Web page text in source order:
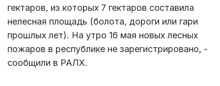
гектаров, из которых 7 гектаров составила
нелесная площадь (болота, дороги или гари
прошлых лет). На утро 16 мая новых лесных
пожаров в республике не зарегистрировано, -
сообщили в РАЛХ.